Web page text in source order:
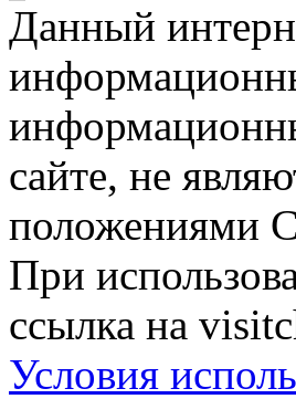
Данный
сайте, не
положениями
При
ссылка на
Условия